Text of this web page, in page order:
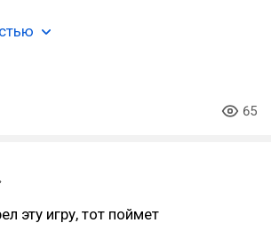
65
эту игру, тот поймет